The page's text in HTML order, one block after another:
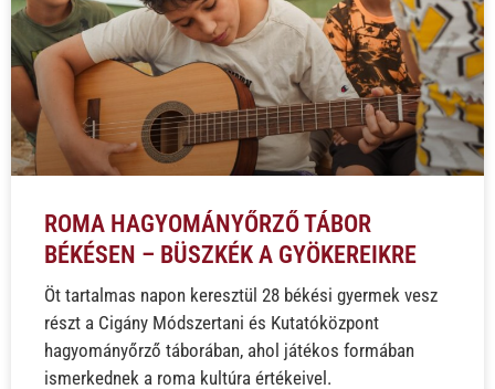
ROMA HAGYOMÁNYŐRZŐ TÁBOR
BÉKÉSEN – BÜSZKÉK A GYÖKEREIKRE
Öt tartalmas napon keresztül 28 békési gyermek vesz
részt a Cigány Módszertani és Kutatóközpont
hagyományőrző táborában, ahol játékos formában
ismerkednek a roma kultúra értékeivel.